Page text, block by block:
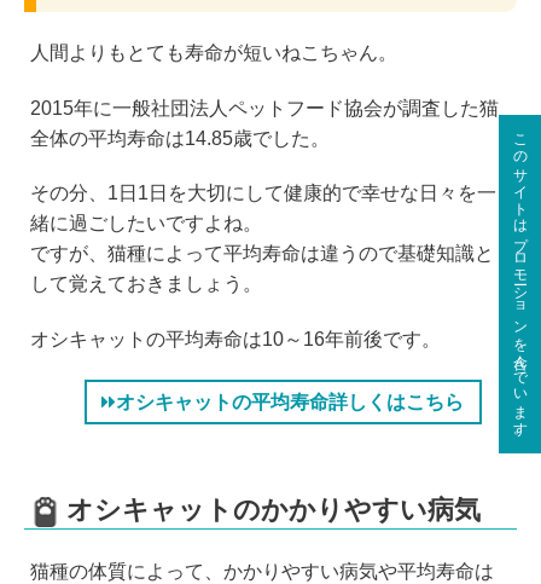
人間よりもとても寿命が短いねこちゃん。
2015年に一般社団法人ペットフード協会が調査した猫
全体の平均寿命は14.85歳でした。
その分、1日1日を大切にして健康的で幸せな日々を一
緒に過ごしたいですよね。
ですが、猫種によって平均寿命は違うので基礎知識と
して覚えておきましょう。
オシキャットの平均寿命は10～16年前後です。
オシキャットの平均寿命詳しくはこちら
オシキャットのかかりやすい病気
猫種の体質によって、かかりやすい病気や平均寿命は
このサイトはプロモーションを含んでいます。